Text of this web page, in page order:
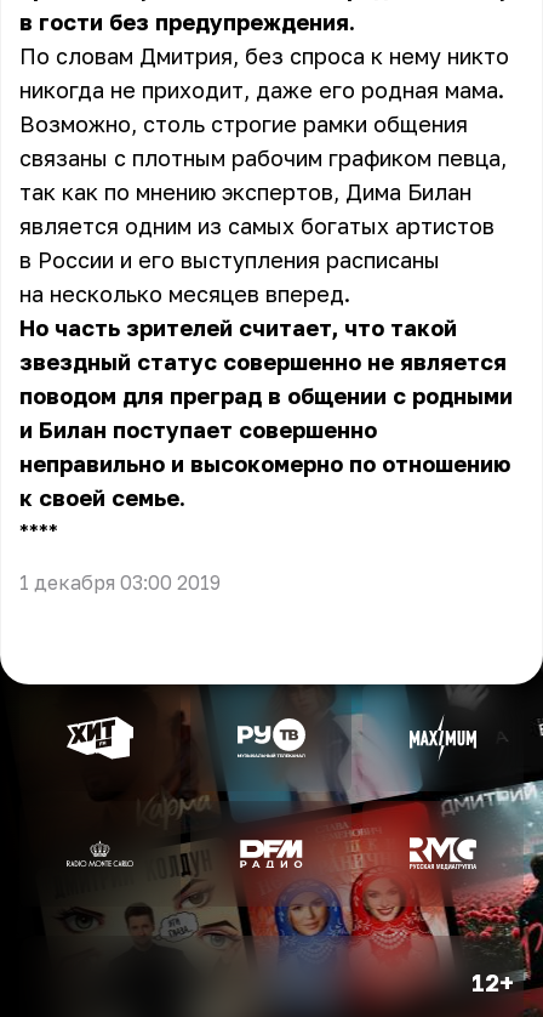
в гости без предупреждения.
По словам Дмитрия, без спроса к нему никто
никогда не приходит, даже его родная мама.
Возможно, столь строгие рамки общения
связаны с плотным рабочим графиком певца,
так как по мнению экспертов, Дима Билан
является одним из самых богатых артистов
в России и его выступления расписаны
на несколько месяцев вперед.
Но часть зрителей считает, что такой
звездный статус совершенно не является
поводом для преград в общении с родными
и Билан поступает совершенно
неправильно и высокомерно по отношению
к своей семье.
** **
1 декабря 03:00 2019
12+